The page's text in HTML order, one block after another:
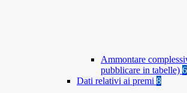
Ammontare
pubblicare in tabelle) 6
Dati relativi ai premi 8